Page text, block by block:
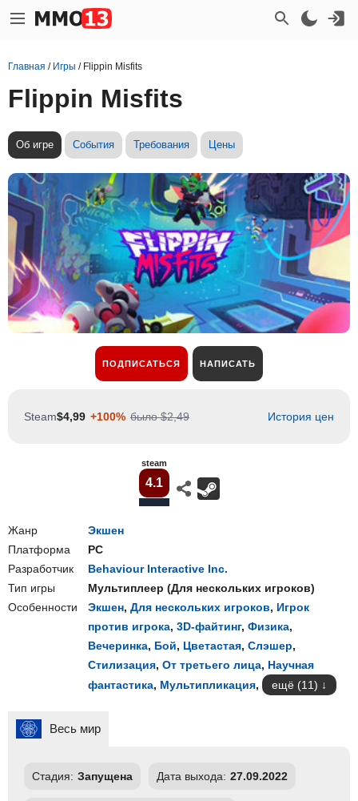
Главная / Игры / Flippin Misfits
Flippin Misfits
Об игре События Требования Цены
ПОДПИСАТЬСЯ НАПИСАТЬ
Steam$4,99 +100% было $2,49 История цен
steam
4.1
Жанр
Экшен
Платформа
PC
Разработчик
Behaviour Interactive Inc.
Тип игры
Мультиплеер (Для нескольких игроков)
Особенности
Экшен, Для нескольких игроков, Игрок
против игрока, 3D-файтинг, Физика,
Вечеринка, Бой, Цветастая, Слэшер,
Стилизация, От третьего лица, Научная
фантастика, Мультипликация, ещё (11)
Весь мир
Стадия: Запущена Дата выхода: 27.09.2022